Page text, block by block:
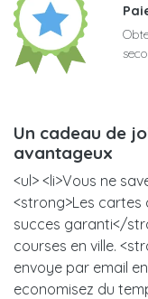
Un cadeau de
avantageux
<ul> <li>Vous ne
<strong>Les cartes
succes garanti</
courses en ville.
envoye par email
economisez du